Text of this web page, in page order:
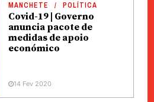
MANCHETE POLÍTICA
Covid-19 | Governo
anuncia pacote de
medidas de apoio
económico
14 Fev 2020